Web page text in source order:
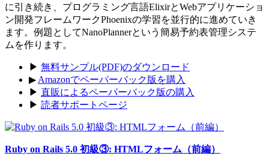
に引き続き、プログラミング言語ElixirとWebアプリケーショ
ン開発フレームワークPhoenixの学習を並行的に進めていき
ます。例題としてNanoPlannerという簡易予約表管理システ
ムを作ります。
▶ 無料サンプル(PDF)のダウンロード
▶ Amazonでペーパーバック版を購入
▶ 直販によるペーパーバック版の購入
▶ 読者サポートページ
Ruby on Rails 5.0 初級③: HTMLフォーム（前編）